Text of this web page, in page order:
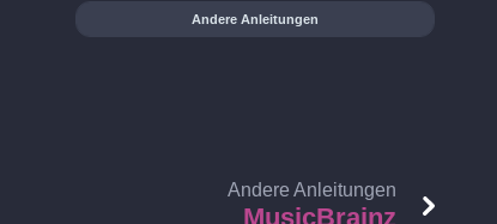
Andere Anleitungen
Andere Anleitungen
MusicBrainz